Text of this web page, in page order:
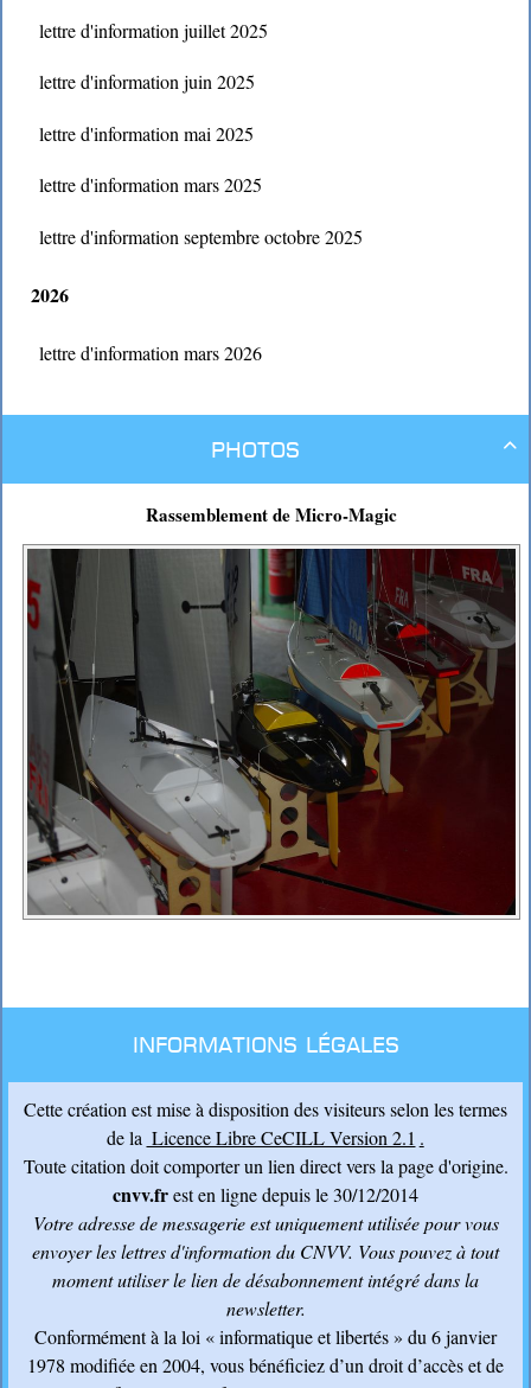
lettre d'information juillet 2025
lettre d'information juin 2025
lettre d'information mai 2025
lettre d'information mars 2025
lettre d'information septembre octobre 2025
2026
lettre d'information mars 2026

Photos
Rassemblement de Micro-Magic
Informations légales
Cette création est mise à disposition des visiteurs selon les termes
de la Licence Libre CeCILL Version 2.1 .
Toute citation doit comporter un lien direct vers la page d'origine.
cnvv.frest en ligne depuis le 30/12/2014
Votre adresse de messagerie est uniquement utilisée pour vous
envoyer les lettres d'information du CNVV. Vous pouvez à tout
moment utiliser le lien de désabonnement intégré dans la
newsletter.
Conformément à la loi « informatique et libertés » du 6 janvier
1978 modifiée en 2004, vous bénéficiez d’un droit d’accès et de